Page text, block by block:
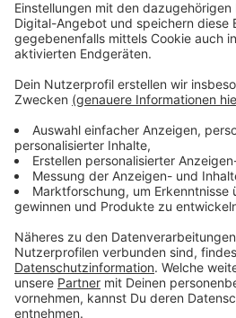
Anzeige
Anzeige
Damit kann die Badesaison in
Bedenken starten. Sie beginnt
(11.05.). Die Stadt macht in
mal drauf aufmerksam: Wer in
Notfall hat, kann immer die
Feuerwehr benutzen.
Anzeige